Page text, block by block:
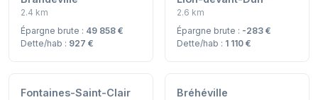
2.4 km
Épargne brute : 49 858 €
Dette/hab : 927 €
2.6 km
Épargne brute : -283 €
Dette/hab : 1 110 €
Fontaines-Saint-Clair Bréhéville